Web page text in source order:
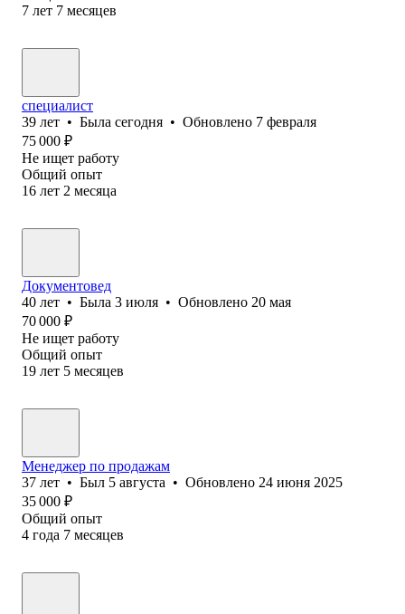
7 лет 7 месяцев
специалист
39 лет • Была сегодня • Обновлено 7 февраля
75 000 ₽
Не ищет работу
Общий опыт
16 лет 2 месяца
Документовед
40 лет • Была 3 июля • Обновлено 20 мая
70 000 ₽
Не ищет работу
Общий опыт
19 лет 5 месяцев
Менеджер по продажам
37 лет • Был 5 августа • Обновлено 24 июня 2025
35 000 ₽
Общий опыт
4 года 7 месяцев